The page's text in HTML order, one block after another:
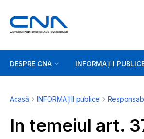
DESPRE CNA INFORMAȚII
Acasă INFORMAȚII publice
In temeiul art.